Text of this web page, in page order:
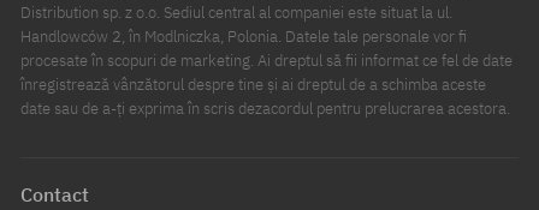
Distribution sp. z o.o. Sediul central al companiei este situat la ul.
Handlowców 2, în Modlniczka, Polonia. Datele tale personale vor fi
procesate în scopuri de marketing. Ai dreptul să fii informat ce fel de date
înregistrează vânzătorul despre tine și ai dreptul de a schimba aceste
date sau de a-ți exprima în scris dezacordul pentru prelucrarea acestora.
Contact